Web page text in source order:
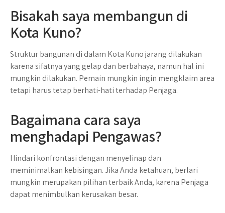
Bisakah saya membangun di
Kota Kuno?
Struktur bangunan di dalam Kota Kuno jarang dilakukan
karena sifatnya yang gelap dan berbahaya, namun hal ini
mungkin dilakukan. Pemain mungkin ingin mengklaim area
tetapi harus tetap berhati-hati terhadap Penjaga.
Bagaimana cara saya
menghadapi Pengawas?
Hindari konfrontasi dengan menyelinap dan
meminimalkan kebisingan. Jika Anda ketahuan, berlari
mungkin merupakan pilihan terbaik Anda, karena Penjaga
dapat menimbulkan kerusakan besar.